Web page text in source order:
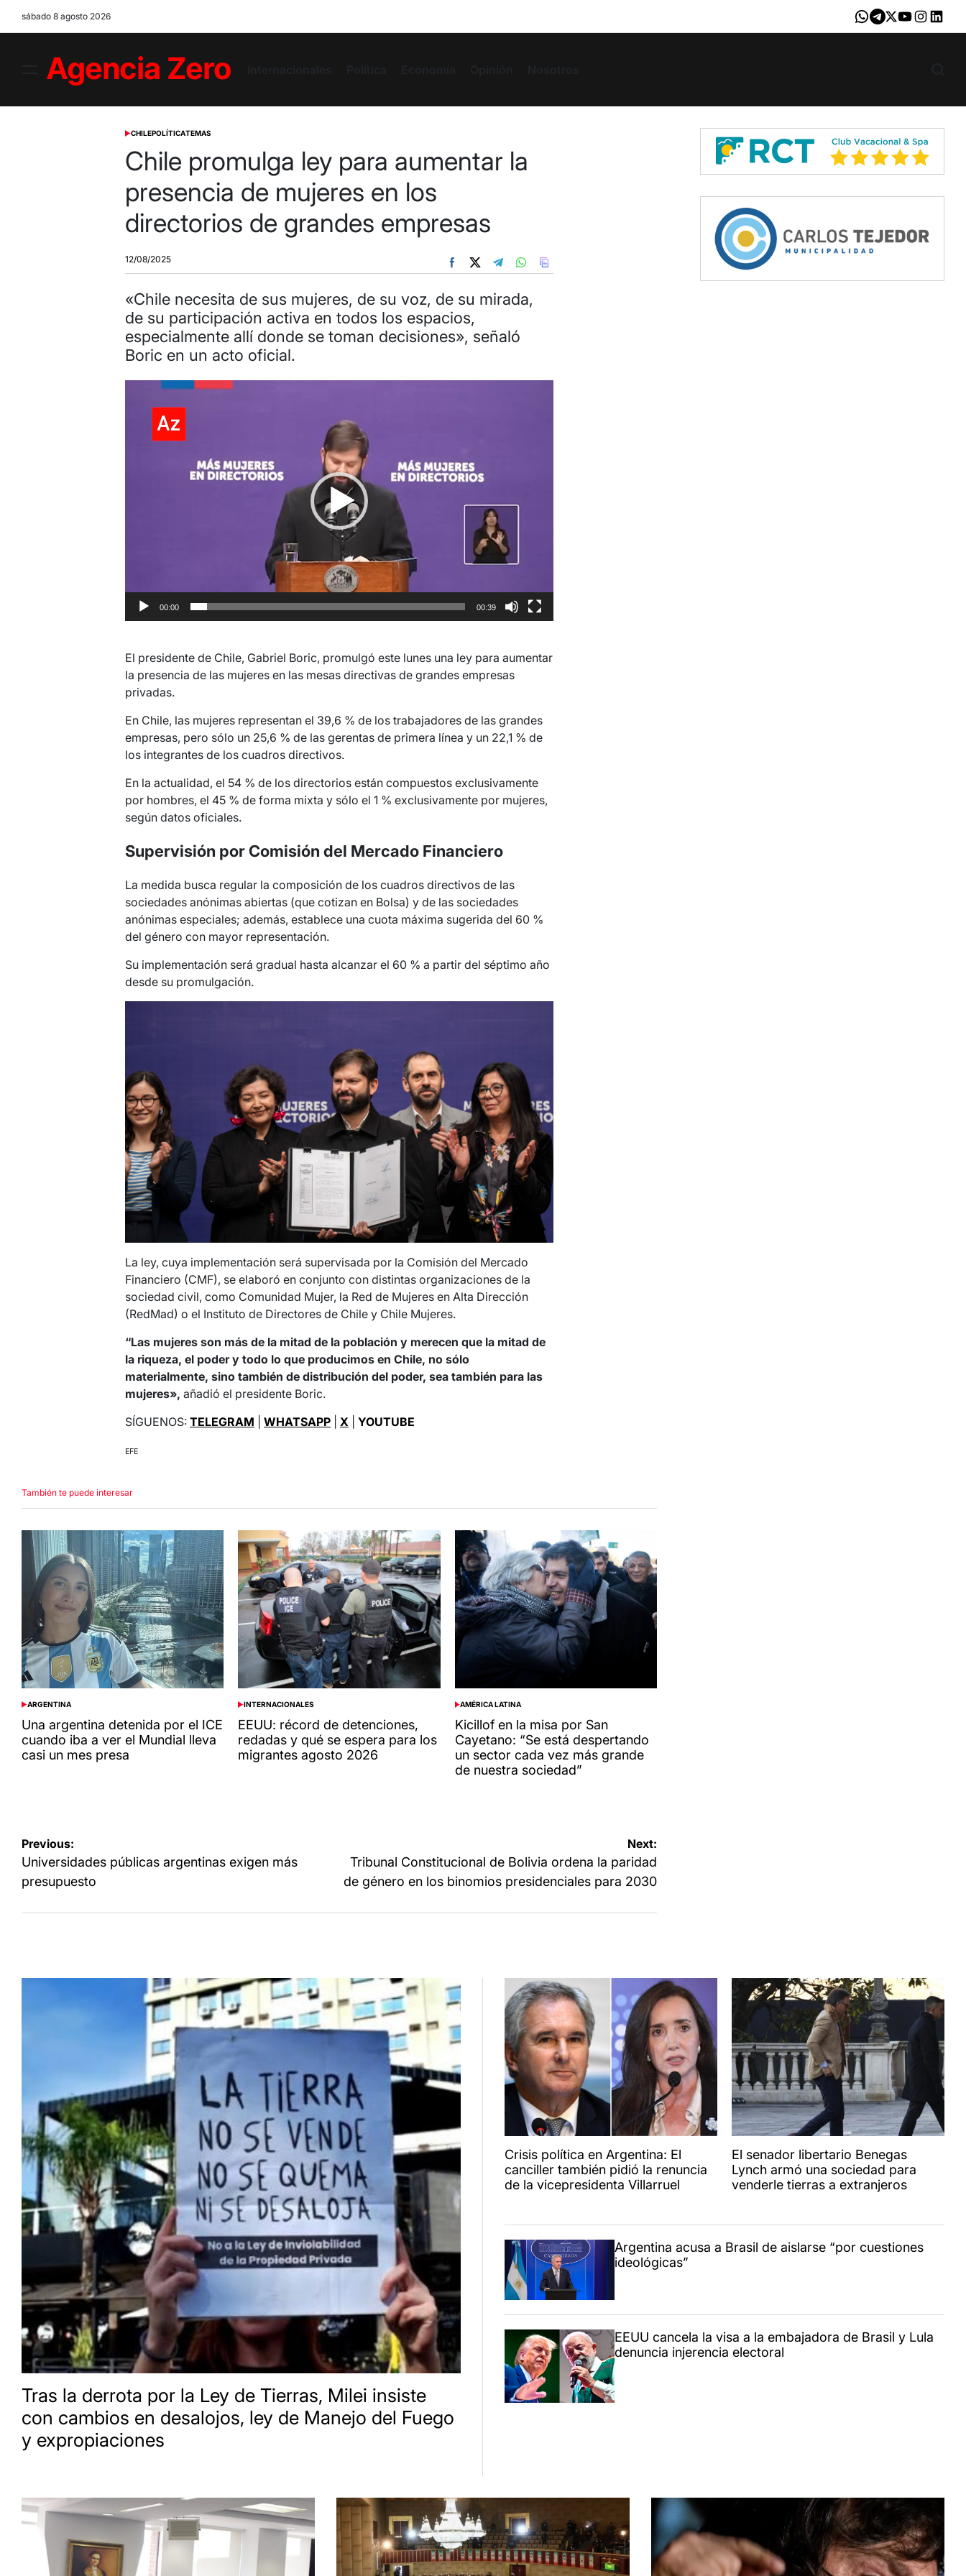
sábado 8 agosto 2026 Whatsapp
Telegram
X YoutubeInstagram
Menu
Agencia
POSTED
CHILEPOLÍTICATEMAS
Chile promulga ley para aumentar la
presencia de mujeres en los
directorios de grandes empresas
12/08/2025
«Chile necesita de sus mujeres, de su voz, de su mirada,
de su participación activa en todos los espacios,
especialmente allí donde se toman decisiones», señaló
Boric en un acto oficial.
Reproductor
00:00 00:39
El presidente de Chile, Gabriel Boric, promulgó este lunes una ley para aumentar
la presencia de las mujeres en las mesas directivas de grandes empresas
privadas.
En Chile, las mujeres representan el 39,6 % de los trabajadores de las grandes
empresas, pero sólo un 25,6 % de las gerentas de primera línea y un 22,1 % de
los integrantes de los cuadros directivos.
En la actualidad, el 54 % de los directorios están compuestos exclusivamente
por hombres, el 45 % de forma mixta y sólo el 1 % exclusivamente por mujeres,
según datos oficiales.
Supervisión por Comisión del Mercado Financiero
La medida busca regular la composición de los cuadros directivos de las
sociedades anónimas abiertas (que cotizan en Bolsa) y de las sociedades
anónimas especiales; además, establece una cuota máxima sugerida del 60 %
del género con mayor representación.
Su implementación será gradual hasta alcanzar el 60 % a partir del séptimo año
desde su promulgación.
La ley, cuya implementación será supervisada por la Comisión del Mercado
Financiero (CMF), se elaboró en conjunto con distintas organizaciones de la
sociedad civil, como Comunidad Mujer, la Red de Mujeres en Alta Dirección
(RedMad) o el Instituto de Directores de Chile y Chile Mujeres.
“Las mujeres son más de la mitad de la población y merecen que la mitad de
la riqueza, el poder y todo lo que producimos en Chile, no sólo
materialmente, sino también de distribución del poder, sea también para las
mujeres», añadió el presidente Boric.
SÍGUENOS: TELEGRAM WHATSAPP X YOUTUBE
EFE
También te puede interesar
POSTED
IN
ARGENTINA
Una argentina detenida por el ICE
cuando iba a ver el Mundial lleva
casi un mes presa
POSTED
IN
INTERNACIONALES
EEUU: récord de detenciones,
redadas y qué se espera para los
migrantes agosto 2026
POSTED
IN
AMÉRICA LATINA
Kicillof en la misa por San
Cayetano: “Se está despertando
un sector cada vez más grande
de nuestra sociedad”
Navegación
de
entradas
Previous:
Universidades públicas argentinas exigen más
presupuesto
Next:
Tribunal Constitucional de Bolivia ordena la paridad
de género en los binomios presidenciales para 2030
Tras la derrota por la Ley de Tierras, Milei insiste
con cambios en desalojos, ley de Manejo del Fuego
y expropiaciones
Crisis política en Argentina: El
canciller también pidió la renuncia
de la vicepresidenta Villarruel
El senador libertario Benegas
Lynch armó una sociedad para
venderle tierras a extranjeros
Argentina acusa a Brasil de aislarse “por cuestiones
ideológicas”
EEUU cancela la visa a la embajadora de Brasil y Lula
denuncia injerencia electoral